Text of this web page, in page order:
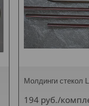
Молдинги стекол
194 руб./